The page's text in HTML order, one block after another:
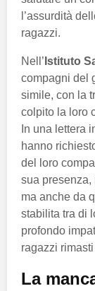
l’assurdità
ragazzi.
Nell’ Istituto
compagni del
simile, con la
colpito la loro
In una lettera
hanno
del loro
sua
ma anche da
stabilita tra di
profondo
ragazzi
La